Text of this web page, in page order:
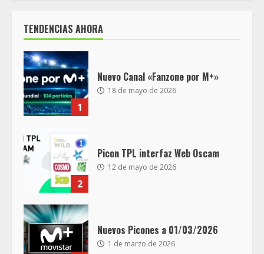
TENDENCIAS AHORA
1
Nuevo Canal «Fanzone por M+»
18 de mayo de 2026
2
Picon TPL interfaz Web Oscam
12 de mayo de 2026
Nuevos Picones a 01/03/2026
1 de marzo de 2026